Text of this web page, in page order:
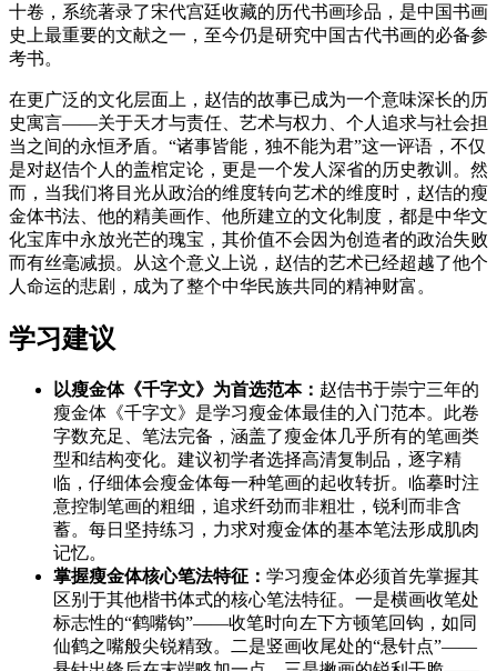
十卷，系统著录了宋代宫廷收藏的历代书画珍品，是中国书画
史上最重要的文献之一，至今仍是研究中国古代书画的必备参
考书。
在更广泛的文化层面上，赵佶的故事已成为一个意味深长的历
史寓言——关于天才与责任、艺术与权力、个人追求与社会担
当之间的永恒矛盾。“诸事皆能，独不能为君”这一评语，不仅
是对赵佶个人的盖棺定论，更是一个发人深省的历史教训。然
而，当我们将目光从政治的维度转向艺术的维度时，赵佶的瘦
金体书法、他的精美画作、他所建立的文化制度，都是中华文
化宝库中永放光芒的瑰宝，其价值不会因为创造者的政治失败
而有丝毫减损。从这个意义上说，赵佶的艺术已经超越了他个
人命运的悲剧，成为了整个中华民族共同的精神财富。
学习建议
以瘦金体《千字文》为首选范本： 赵佶书于崇宁三年的
瘦金体《千字文》是学习瘦金体最佳的入门范本。此卷
字数充足、笔法完备，涵盖了瘦金体几乎所有的笔画类
型和结构变化。建议初学者选择高清复制品，逐字精
临，仔细体会瘦金体每一种笔画的起收转折。临摹时注
意控制笔画的粗细，追求纤劲而非粗壮，锐利而非含
蓄。每日坚持练习，力求对瘦金体的基本笔法形成肌肉
记忆。
掌握瘦金体核心笔法特征： 学习瘦金体必须首先掌握其
区别于其他楷书体式的核心笔法特征。一是横画收笔处
标志性的“鹤嘴钩”——收笔时向左下方顿笔回钩，如同
仙鹤之嘴般尖锐精致。二是竖画收尾处的“悬针点”——